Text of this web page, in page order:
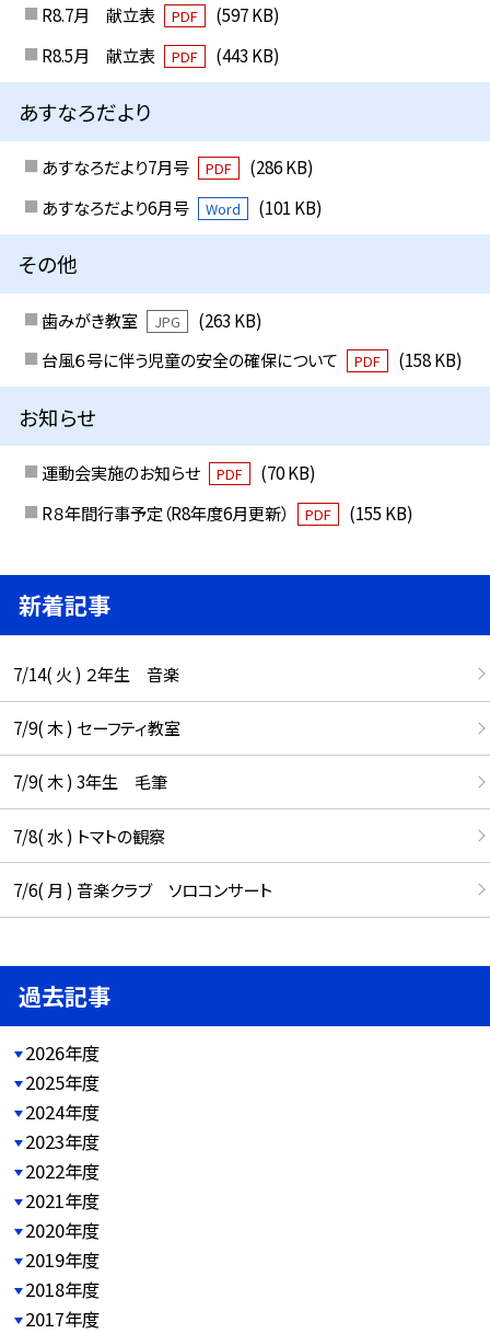
R8.7月 献立表 PDF
(597 KB)
R8.5月 献立表
PDF (443 KB)
あすなろだより
あすなろだより7月号 PDF
(286 KB)
あすなろだより6月号
Word (101 KB)
その他
歯みがき教室 JPG
(263 KB)
台風６号に伴う児童の安全の確保について
PDF (158 KB)
お知らせ
運動会実施のお知らせ PDF
(70 KB)
R８年間行事予定（R8年度6月更新）
PDF (155 KB)
新着記事
7/14( 火 ) ２年生 音楽
7/9( 木 ) セーフティ教室
7/9( 木 ) 3年生 毛筆
7/8( 水 ) トマトの観察
7/6( 月 ) 音楽クラブ ソロコンサート
過去記事
2026年度
2025年度
2024年度
2023年度
2022年度
2021年度
2020年度
2019年度
2018年度
2017年度